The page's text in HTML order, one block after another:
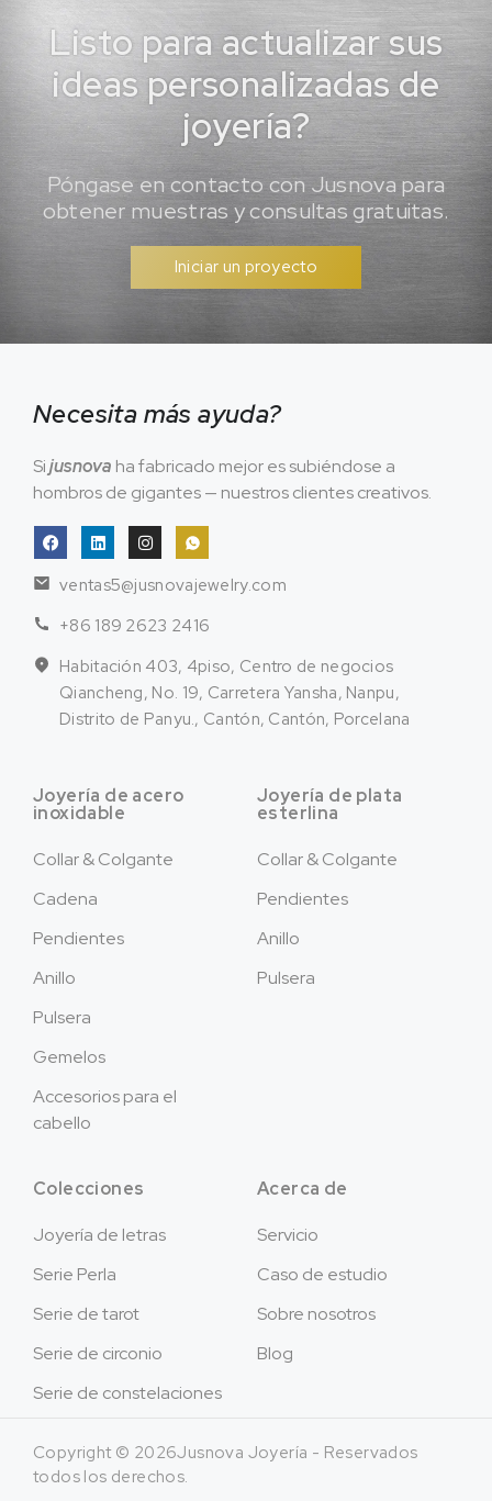
Listo para actualizar sus
ideas personalizadas de
joyería?
Póngase en contacto con Jusnova para
obtener muestras y consultas gratuitas.
Iniciar un proyecto
Necesita más ayuda?
Sijusnova ha fabricado mejor es subiéndose a
hombros de gigantes — nuestros clientes creativos.
ventas5@jusnovajewelry.com
+86 189 2623 2416
Habitación 403, 4piso, Centro de negocios
Qiancheng, No. 19, Carretera Yansha, Nanpu,
Distrito de Panyu., Cantón, Cantón, Porcelana
Joyería de acero
inoxidable
Collar & Colgante
Cadena
Pendientes
Anillo
Pulsera
Gemelos
Accesorios para el
cabello
Joyería de plata
esterlina
Collar & Colgante
Pendientes
Anillo
Pulsera
Colecciones
Joyería de letras
Serie Perla
Serie de tarot
Serie de circonio
Serie de constelaciones
Acerca de
Servicio
Caso de estudio
Sobre nosotros
Blog
Copyright © 2026Jusnova Joyería - Reservados
todos los derechos.